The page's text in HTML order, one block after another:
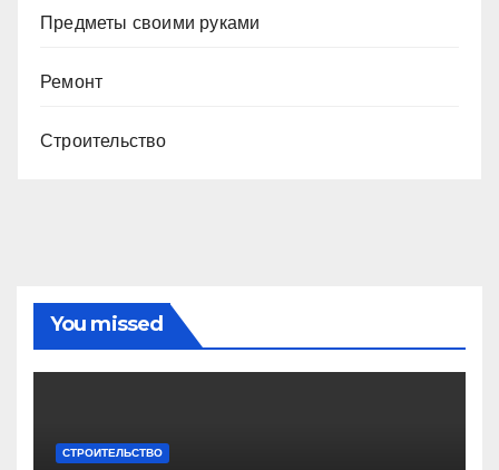
Предметы своими руками
Ремонт
Строительство
You missed
СТРОИТЕЛЬСТВО